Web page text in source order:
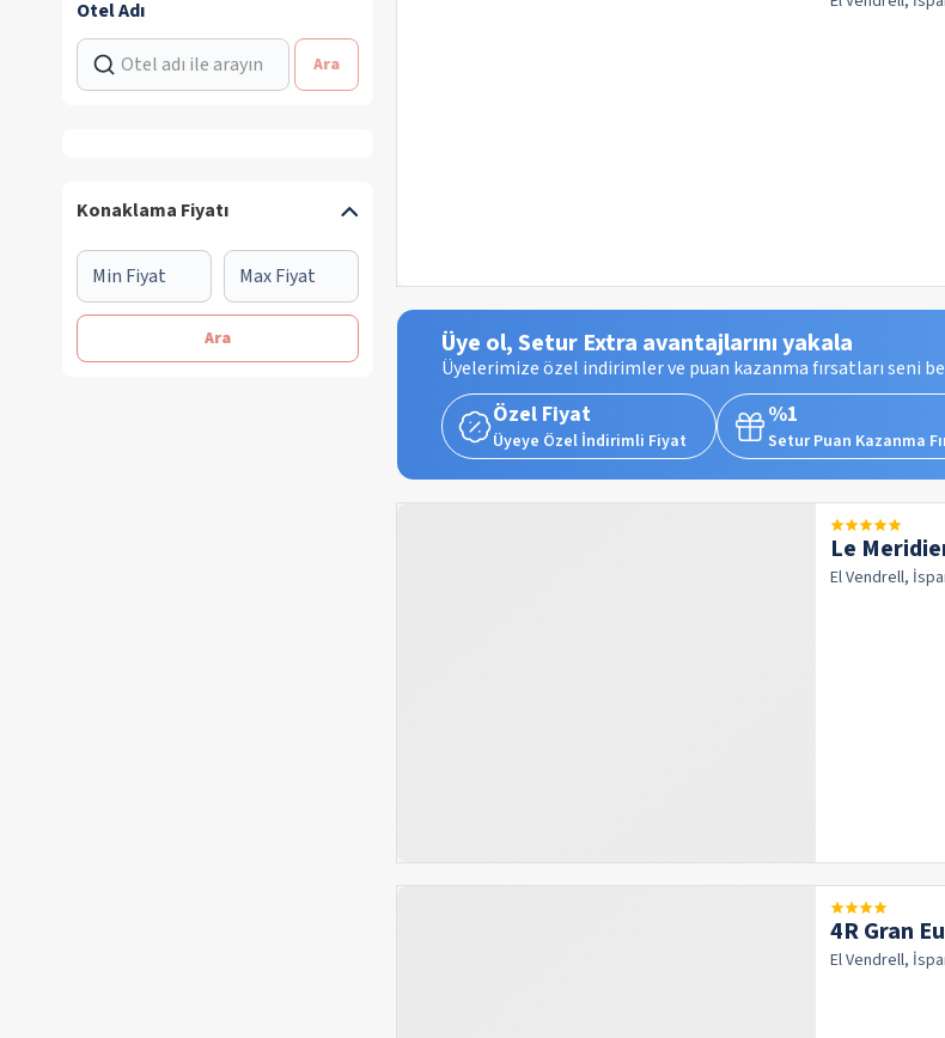
Otel Adı
Ara
Konaklama Fiyatı
Ara Üye ol, Setur Extra avantajlarını yakala
Üyelerimize özel indirimler ve puan kazanma fırsatları seni
Özel Fiyat
Üyeye Özel İndirimli Fiyat
%1
Setur Puan Kazanma
Le
El Vendrell,
4R Gran
El Vendrell,